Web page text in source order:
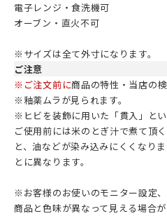
電子レンジ・食洗機可
オーブン・直火不可
※サイズは全て外寸になります。
ご注意
※ご注文前に商品の特性・当店の
※釉薬ムラが見られます。
※ヒビを装飾に用いた「貫入」とい
ご使用前には米のとぎ汁で煮て頂
と、油などが染み込みにくくなり
とに異なります。
※お客様のお使いのモニター設定
商品と色味が異なって見える場合が